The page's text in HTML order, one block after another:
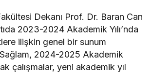
Dekanı Prof. Dr. Baran Can
2023-2024 Akademik Yılı’nda
ilişkin genel bir sunum
2024-2025 Akademik
çalışmalar, yeni akademik yıl